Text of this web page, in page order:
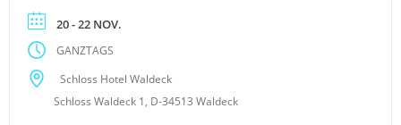
Hotel: Berghotel am Ort Waldeck auf einer Anhöhe
mit Rundumblick auf den Edersee gelegen Komfort –
Land, Komfort […]
20 - 22 NOV.
GANZTAGS
Schloss Hotel Waldeck
Schloss Waldeck 1, D-34513 Waldeck